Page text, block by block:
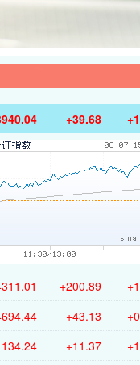
+39.68
+200.89
+43.13
+11.37